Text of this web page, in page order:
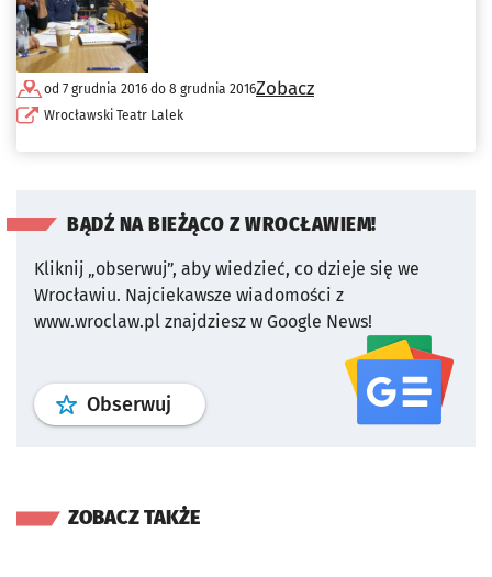
od 7 grudnia 2016 do 8 grudnia 2016
Wrocławski Teatr Lalek
Zobacz
BĄDŹ NA BIEŻĄCO Z WROCŁAWIEM!
Kliknij „obserwuj”, aby wiedzieć, co dzieje się we
Wrocławiu. Najciekawsze wiadomości z
www.wroclaw.pl znajdziesz w Google News!
Obserwuj profil serwisu
ZOBACZ TAKŻE